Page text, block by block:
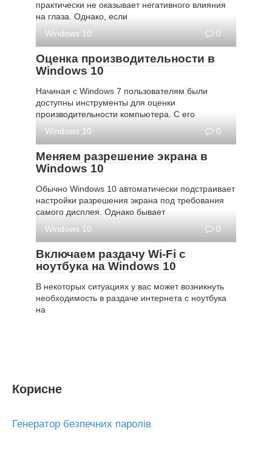
практически не оказывает негативного влияния
на глаза. Однако, если
Windows 10
0
Оценка производительности в
Windows 10
Начиная с Windows 7 пользователям были
доступны инструменты для оценки
производительности компьютера. С его
Windows 10
0
Меняем разрешение экрана в
Windows 10
Обычно Windows 10 автоматически подстраивает
настройки разрешения экрана под требования
самого дисплея. Однако бывает
Windows 10
0
Включаем раздачу Wi-Fi с
ноутбука на Windows 10
В некоторых ситуациях у вас может возникнуть
необходимость в раздаче интернета с ноутбука
на
Корисне
Генератор безпечних паролів